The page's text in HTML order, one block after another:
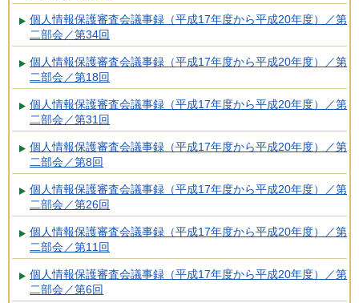
個人情報保護審査会議事録（平成17年度から平成20年度）／第
二部会／第34回
個人情報保護審査会議事録（平成17年度から平成20年度）／第
二部会／第18回
個人情報保護審査会議事録（平成17年度から平成20年度）／第
二部会／第31回
個人情報保護審査会議事録（平成17年度から平成20年度）／第
二部会／第8回
個人情報保護審査会議事録（平成17年度から平成20年度）／第
二部会／第26回
個人情報保護審査会議事録（平成17年度から平成20年度）／第
二部会／第11回
個人情報保護審査会議事録（平成17年度から平成20年度）／第
二部会／第6回